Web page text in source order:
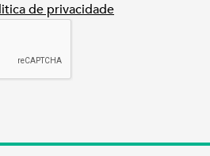
de privacidade